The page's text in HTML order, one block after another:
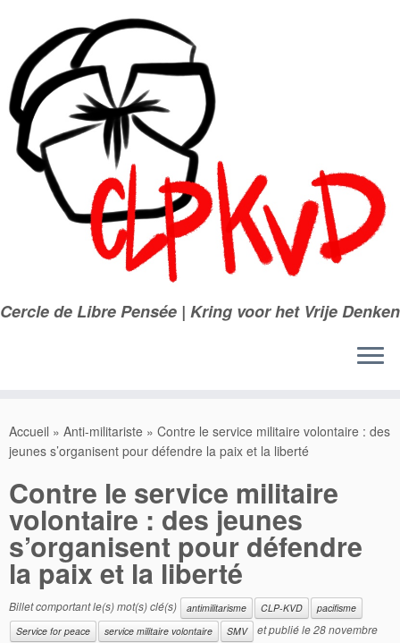
contenu
Cercle de Libre Pensée | Kring voor het Vrije Denken
Accueil » Anti-militariste » Contre le service militaire volontaire : des
jeunes s’organisent pour défendre la paix et la liberté
Contre le service militaire
volontaire : des jeunes
s’organisent pour défendre
la paix et la liberté
Billet comportant le(s) mot(s) clé(s) antimilitarisme CLP-KVD
pacifisme
Service for peace
service militaire volontaire SMV et publié le28 novembre